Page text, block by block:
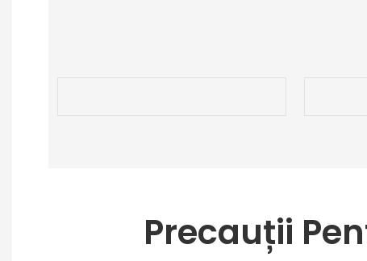
Precauții